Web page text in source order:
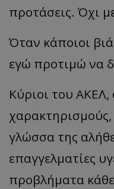
προτάσεις. Όχι
Όταν κάποιοι
εγώ προτιμώ να
Κύριοι του ΑΚΕΛ,
γλώσσα της
επαγγελματίες
προβλήματα